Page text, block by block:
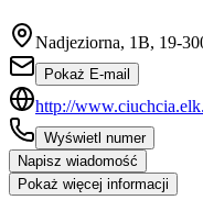
Nadjeziorna, 1B, 19-
Pokaż E-mail
http://
Wyświetl numer
Napisz wiadomość
Pokaż więcej informacji